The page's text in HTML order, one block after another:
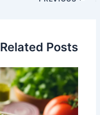
Related Posts